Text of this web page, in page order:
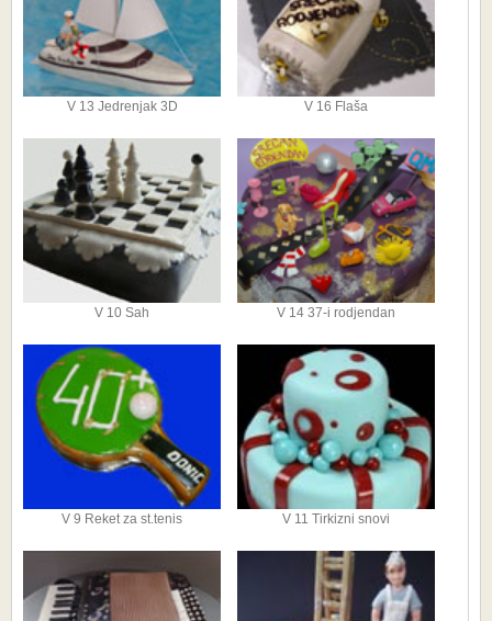
V 13 Jedrenjak 3D V 16 Flaša
V 10 Sah V 14 37-i rodjendan
V 9 Reket za st.tenis V 11 Tirkizni snovi